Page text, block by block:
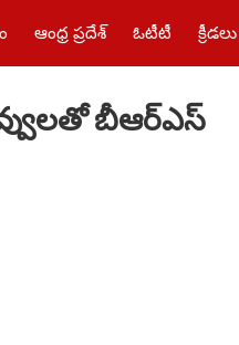
ఆంధ్ర ప్రదేశ్ ఓటీటీ క్రీడలు
బీఆర్ఎస్